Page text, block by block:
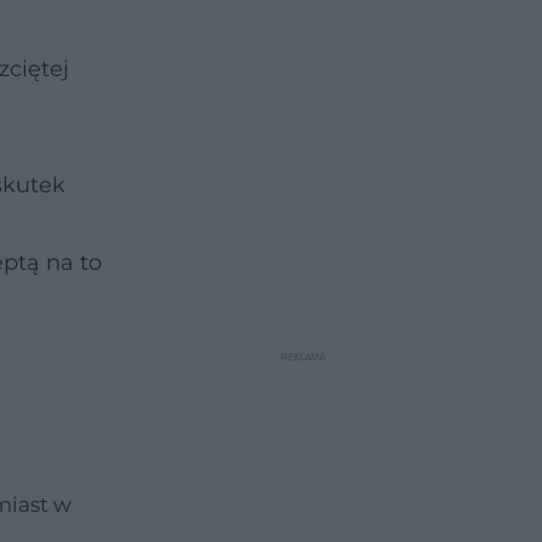
na to
w